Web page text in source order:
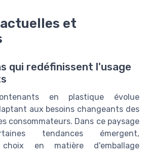
et
qui redéfinissent l'usage
en plastique évolue
aux besoins changeants des
consommateurs. Dans ce paysage
tendances émergent,
en matière d'emballage